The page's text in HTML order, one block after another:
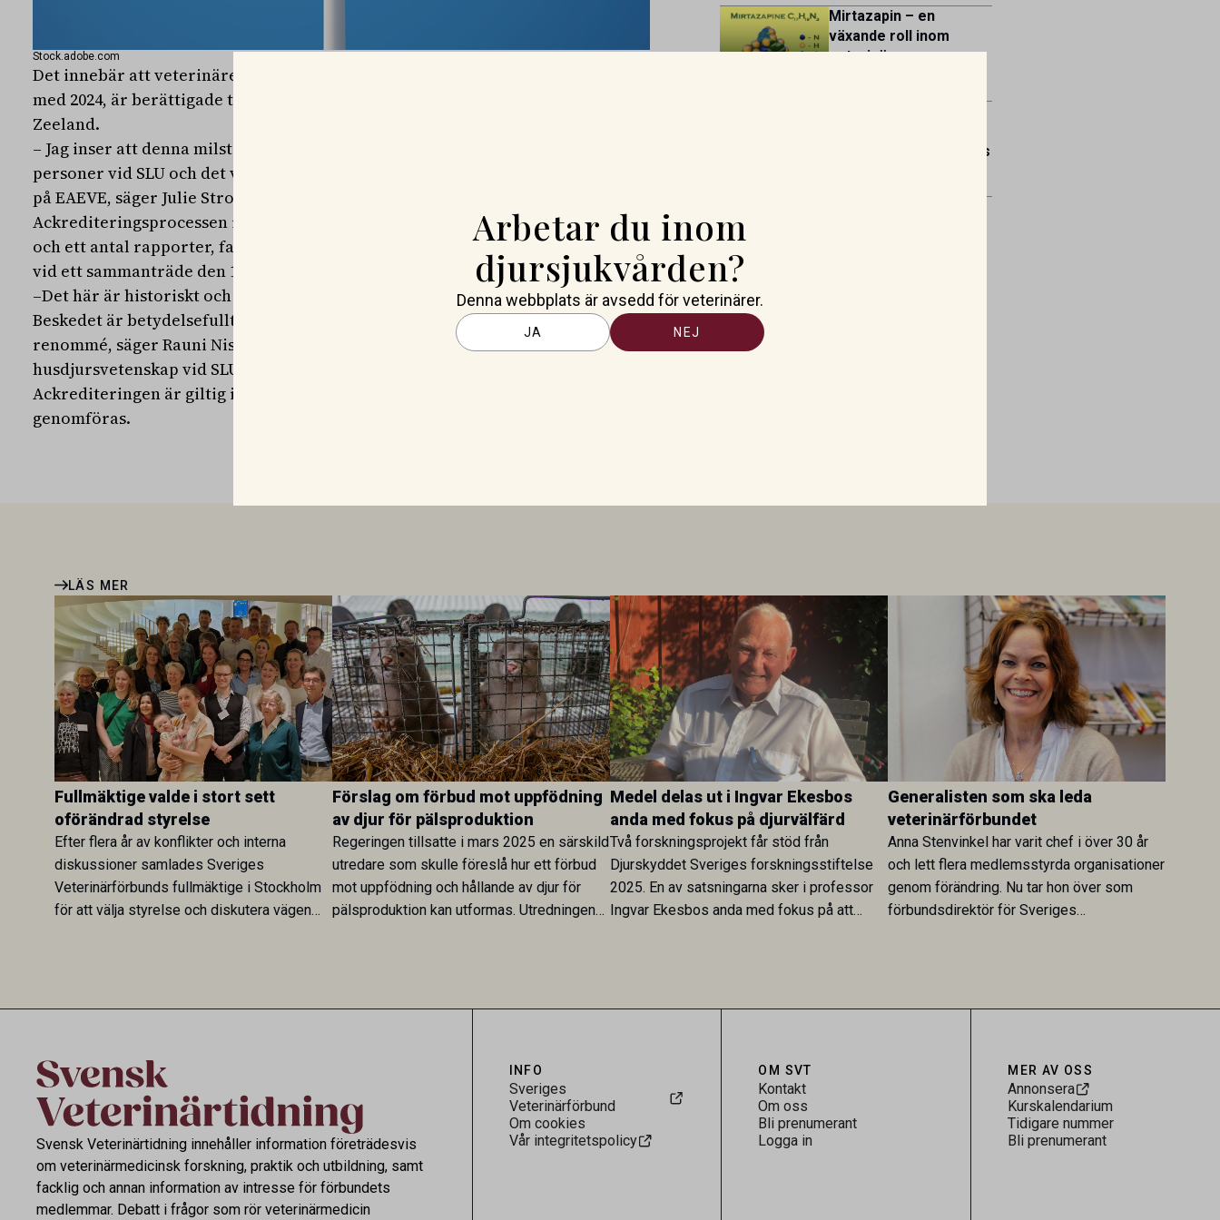
Stock.adobe.com
Det innebär att veterinärer som är utbildade hos SLU, med examen från och
med 2024, är berättigade till legitimation för att arbeta i Australien och Nya
Zeeland.
– Jag inser att denna milstolpe har uppnåtts genom en samlad insats från många
personer vid SLU och det vänskapliga samarbetet med våra kollegor
på EAEVE, säger Julie Strous, Executive Director på AVBC.
Ackrediteringsprocessen inleddes för ett år sedan och efter utvärderingsbesök
och ett antal rapporter, fattade AVBC:s styrelse beslut om att ackreditera SLU
vid ett sammanträde den 18 juli.
–Det här är historiskt och jag vill rikta en stor eloge till alla som har bidragit!
Beskedet är betydelsefullt för vår verksamhet och vårt internationella
renommé, säger Rauni Niskanen, dekan på fakulteten för veterinärmedicin och
husdjursvetenskap vid SLU.
Ackrediteringen är giltig i sju år, därefter kommer en ny utvärdering att
genomföras.
Mirtazapin – en
växande roll inom
veterinär
återkommande otit hos
LÄS MER
Fullmäktige valde i stort sett
oförändrad styrelse
Efter flera år av konflikter och interna
diskussioner samlades Sveriges
Veterinärförbunds fullmäktige i Stockholm
för att välja styrelse och diskutera vägen
Förslag om förbud mot uppfödning
av djur för pälsproduktion
Regeringen tillsatte i mars 2025 en särskild
utredare som skulle föreslå hur ett förbud
mot uppfödning och hållande av djur för
pälsproduktion kan utformas. Utredningen
Medel delas ut i Ingvar Ekesbos
anda med fokus på djurvälfärd
Två forskningsprojekt får stöd från
Djurskyddet Sveriges forskningsstiftelse
2025. En av satsningarna sker i professor
Ingvar Ekesbos anda med fokus på att
Generalisten som ska leda
veterinärförbundet
Anna Stenvinkel har varit chef i över 30 år
och lett flera medlemsstyrda organisationer
genom förändring. Nu tar hon över som
förbundsdirektör för Sveriges
Svensk Veterinärtidning innehåller information företrädesvis
om veterinärmedicinsk forskning, praktik och utbildning, samt
facklig och annan information av intresse för förbundets
medlemmar. Debatt i frågor som rör veterinärmedicin
INFO
Sveriges
Veterinärförbund
Om cookies
Vår integritetspolicy
OM SVT
Kontakt
Om oss
Bli prenumerant
Logga in
MER AV OSS
Annonsera
Kurskalendarium
Tidigare nummer
Bli prenumerant
Arbetar du inom
djursjukvården?
Denna webbplats är avsedd för veterinärer.
JA NEJ